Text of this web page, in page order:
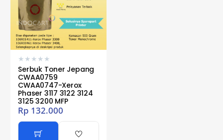
★ ★ ★ ★ ★
Serbuk Toner Jepang
CWAA0759
CWAA0747-Xerox
Phaser 3117 3122 3124
3125 3200 MFP
Rp 132.000